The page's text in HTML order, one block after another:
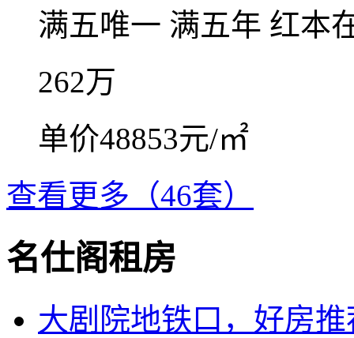
满五唯一 满五年 红本
262万
单价48853元/㎡
查看更多（46套）
名仕阁租房
大剧院地铁口，好房